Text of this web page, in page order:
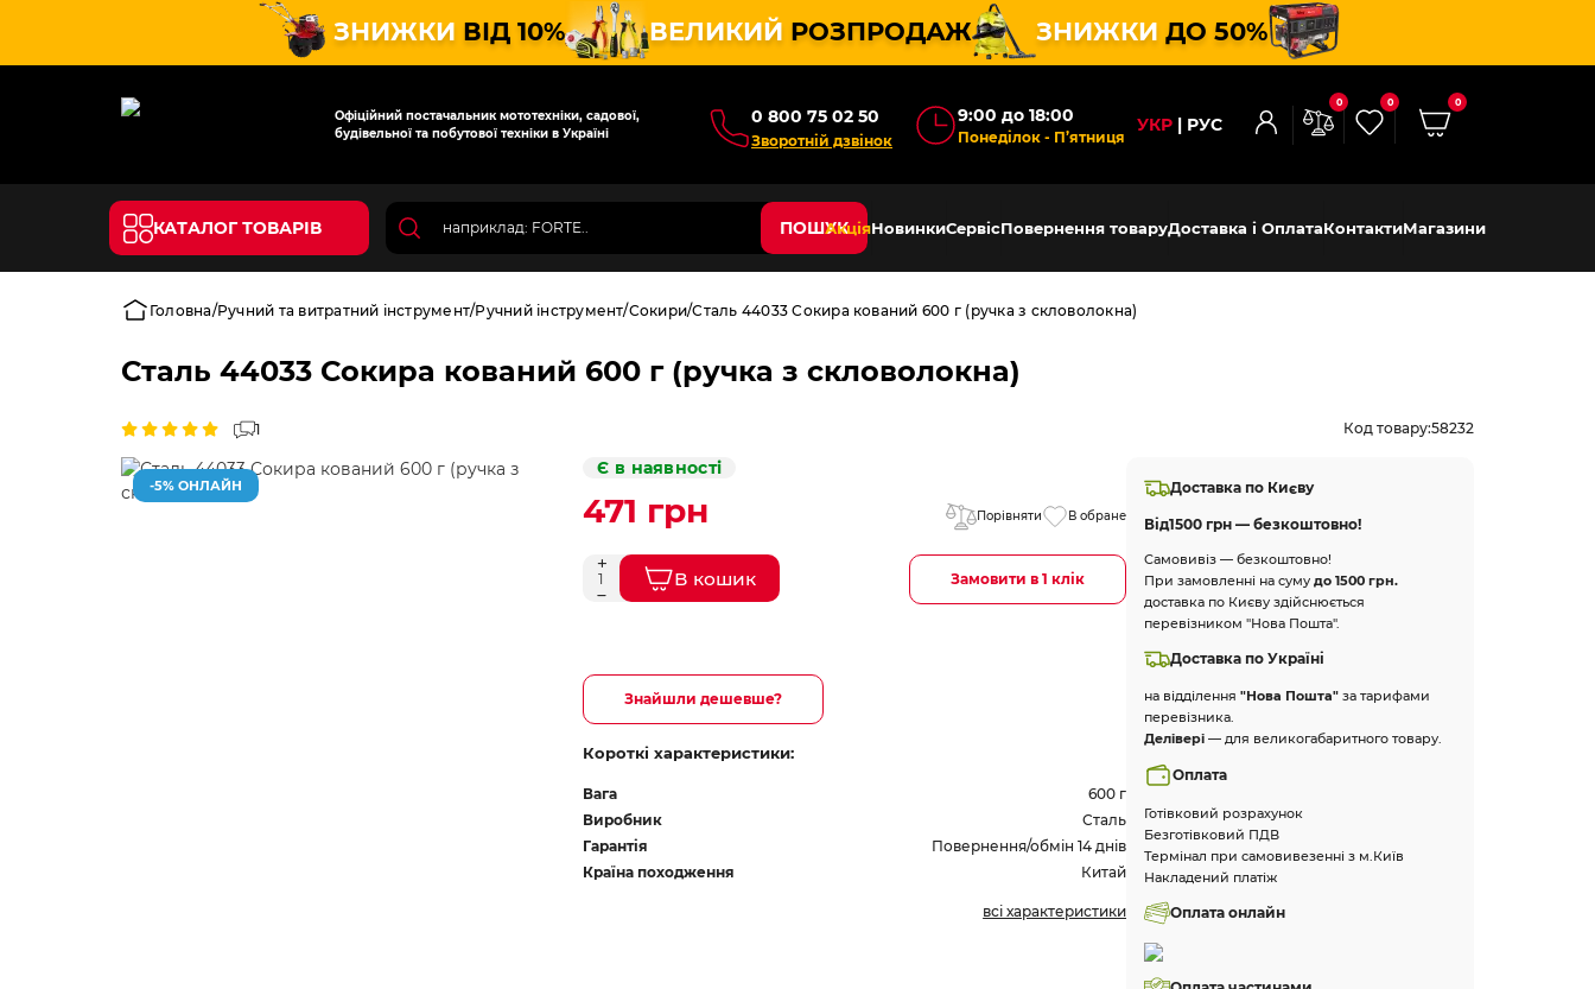
ЗНИЖКИ ВІД 10% ВЕЛИКИЙ РОЗПРОДАЖ ЗНИЖКИ ДО 50%
Офіційний постачальник мототехніки, садової,
будівельної та побутової техніки в Україні
0 800 75 02 50
Зворотній дзвінок
9:00 до 18:00
Понеділок - П’ятниця
УКР РУС
0 0 0
КАТАЛОГ ТОВАРІВ ПОШУКАкціяНовинкиСервісПовернення товаруДоставка і ОплатаКонтактиМагазини
Головна Ручний та витратний інструмент Ручний інструмент Сокири Сталь 44033 Сокира кований 600 г (ручка з скловолокна)
Сталь 44033 Сокира кований 600 г (ручка з скловолокна)
1 Код товару:58232
-5% ОНЛАЙН
Є в наявності
471 грн Порівняти В обране
В кошик Замовити в 1 клік
Знайшли дешевше?
Короткі характеристики:
Вага
600 г
Виробник
Сталь
Гарантія
Повернення/обмін 14 днів
Країна походження
Китай
всі характеристики
Доставка по Києву
Від1500 грн — безкоштовно!
Самовивіз — безкоштовно!
При замовленні на сумудо 1500 грн.
доставка по Києву здійснюється
перевізником "Нова Пошта".
Доставка по Україні
на відділення"Нова Пошта"за тарифами
перевізника.
Делівері — для великогабаритного товару.
Оплата
Готівковий розрахунок
Безготівковий ПДВ
Термінал при самовивезенні з м.Київ
Накладений платіж
Оплата онлайн